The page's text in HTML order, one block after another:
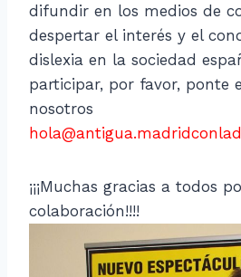
difundir en los medios de
despertar el interés y el
dislexia en la sociedad
participar, por favor, ponte
nosotros
¡¡¡Muchas gracias a todos
colaboración!!!!